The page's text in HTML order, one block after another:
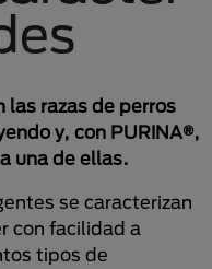
las razas de perros
y, con PURINA®,
una de ellas.
se caracterizan
con facilidad a
tipos de